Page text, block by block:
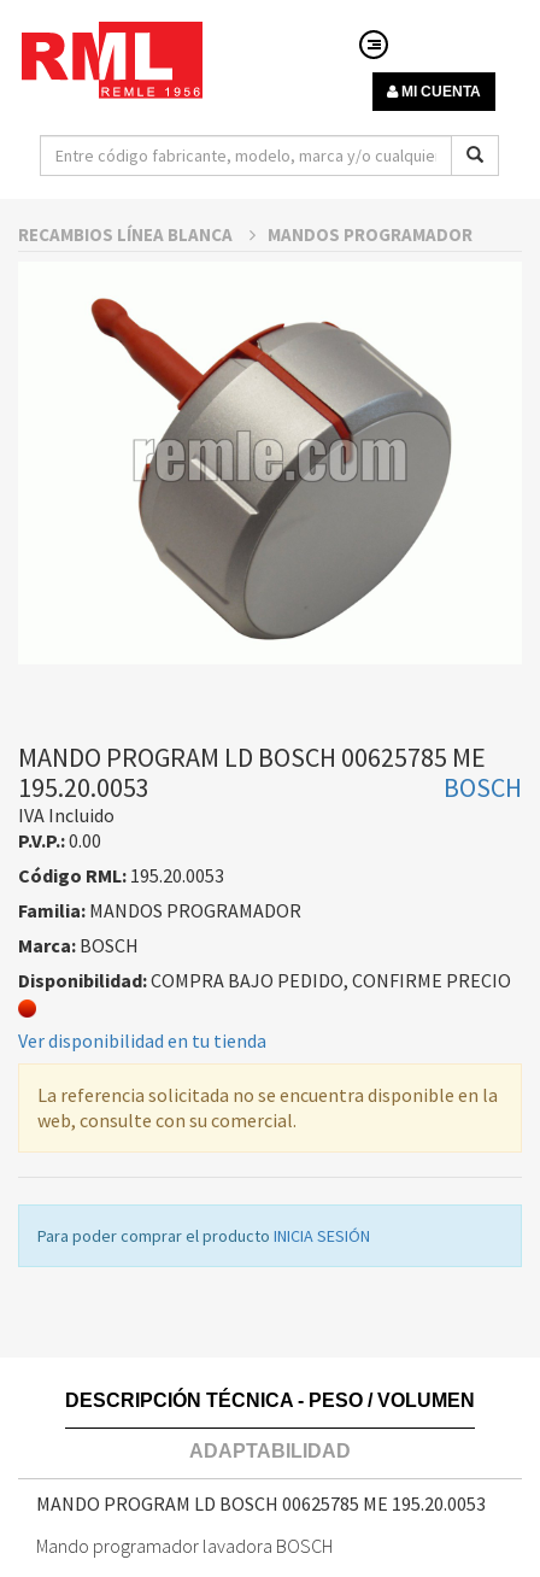
MI CUENTA
RECAMBIOS LÍNEA BLANCA MANDOS PROGRAMADOR
MANDO PROGRAM LD BOSCH 00625785 ME
195.20.0053
BOSCH
IVA Incluido
P.V.P.:0.00
Código RML: 195.20.0053
Familia: MANDOS PROGRAMADOR
Marca: BOSCH
Disponibilidad:COMPRA BAJO PEDIDO, CONFIRME PRECIO
Ver disponibilidad en tu tienda
La referencia solicitada no se encuentra disponible en la
web, consulte con su comercial.
Para poder comprar el producto INICIA SESIÓN
DESCRIPCIÓN TÉCNICA - PESO / VOLUMEN
ADAPTABILIDAD
MANDO PROGRAM LD BOSCH 00625785 ME 195.20.0053
Mando programador lavadora BOSCH